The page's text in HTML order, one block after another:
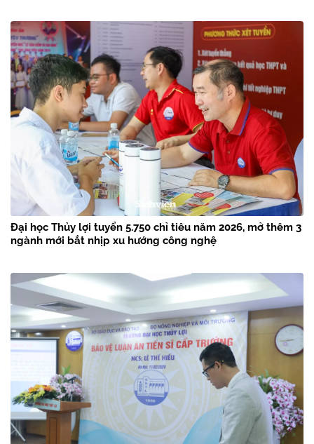
Đại học Thủy lợi tuyển 5.750 chỉ tiêu năm 2026, mở thêm 3
ngành mới bắt nhịp xu hướng công nghệ